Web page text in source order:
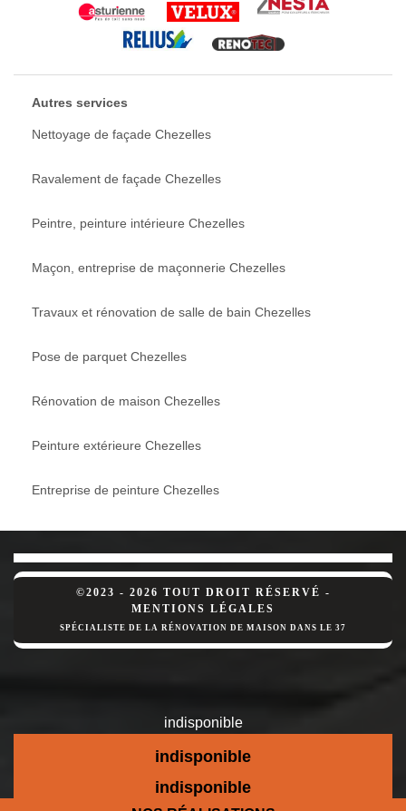
Autres services
Nettoyage de façade Chezelles
Ravalement de façade Chezelles
Peintre, peinture intérieure Chezelles
Maçon, entreprise de maçonnerie Chezelles
Travaux et rénovation de salle de bain Chezelles
Pose de parquet Chezelles
Rénovation de maison Chezelles
Peinture extérieure Chezelles
Entreprise de peinture Chezelles
©2023 - 2026 TOUT DROIT RÉSERVÉ -
MENTIONS LÉGALES
SPÉCIALISTE DE LA RÉNOVATION DE MAISON DANS LE 37
indisponible
indisponible
indisponible